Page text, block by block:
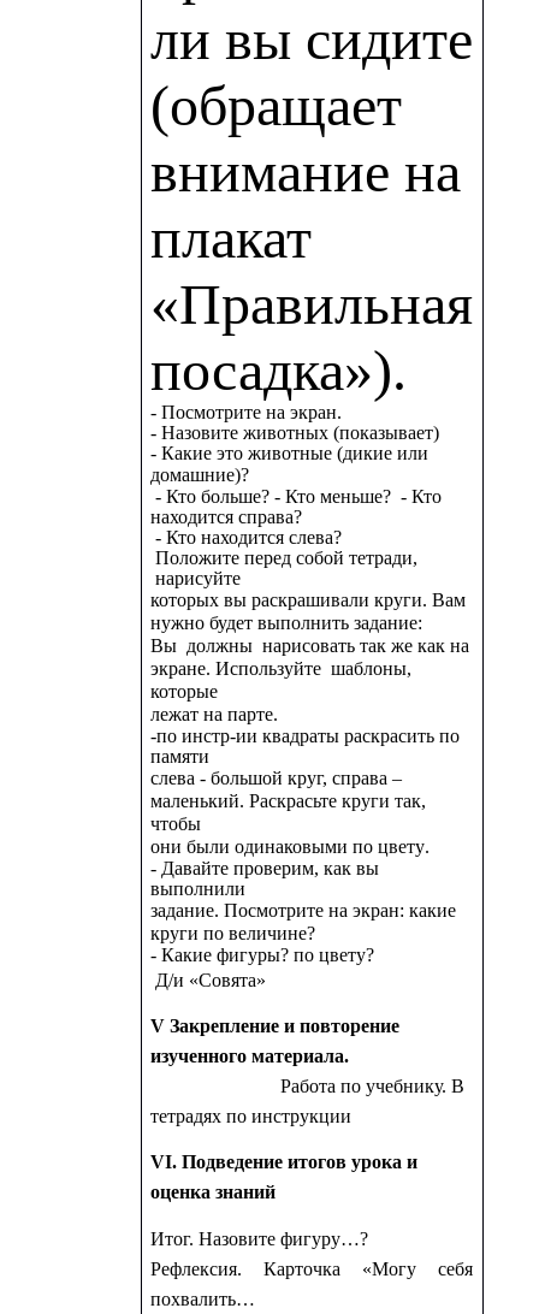
ли вы сидите
(обращает
внимание на
плакат
«Правильная
посадка»).
- Посмотрите на экран.
- Назовите животных (показывает)
- Какие это животные (дикие или
домашние)?
- Кто больше?- Кто меньше?- Кто
находится справа?
- Кто находится слева?
Положите перед собой тетради,
нарисуйте
которых вы раскрашивали круги. Вам
нужно будет выполнить задание:
Вы должны нарисовать так же как на
экране. Используйте шаблоны,
которые
лежат на парте.
-по инстр-ии квадраты раскрасить по
памяти
слева - большой круг, справа –
маленький. Раскрасьте круги так,
чтобы
они были одинаковыми по цвету.
- Давайте проверим, как вы
выполнили
задание. Посмотрите на экран: какие
круги по величине?
- Какие фигуры? по цвету?
Д/и «Совята»
V Закрепление и повторение
изученного материала.
Работа по учебнику. В
тетрадях по инструкции
VI. Подведение итогов урока и
оценка знаний
Итог. Назовите фигуру…?
Рефлексия. Карточка «Могу себя
похвалить…